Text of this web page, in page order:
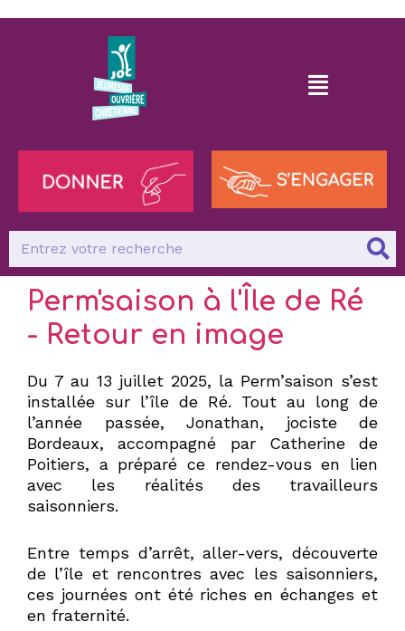
Perm'saison à l'Île de Ré
- Retour en image
Du 7 au 13 juillet 2025, la Perm’saison s’est
installée sur l’île de Ré. Tout au long de
l’année passée, Jonathan, jociste de
Bordeaux, accompagné par Catherine de
Poitiers, a préparé ce rendez-vous en lien
avec les réalités des travailleurs
saisonniers.
Entre temps d’arrêt, aller-vers, découverte
de l’île et rencontres avec les saisonniers,
ces journées ont été riches en échanges et
en fraternité.